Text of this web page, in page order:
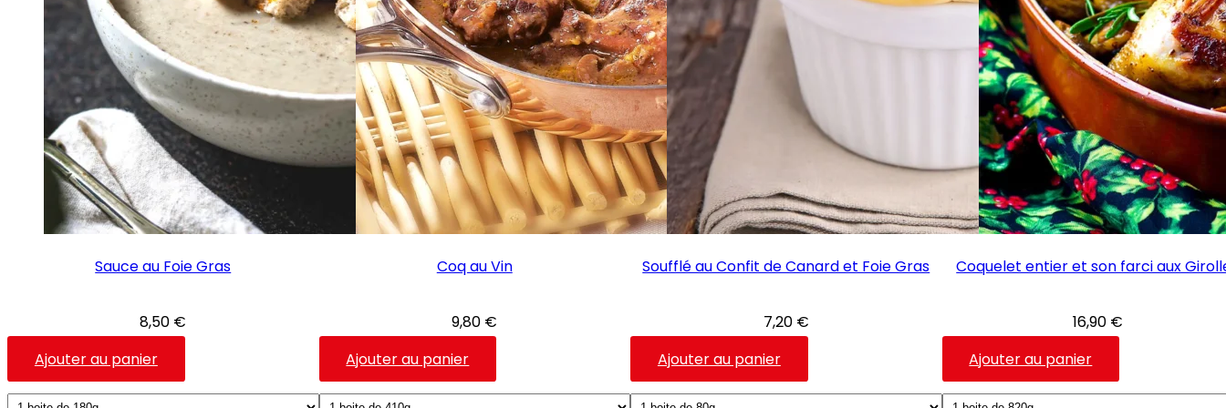
Sauce au Foie Gras
8,50 €
Ajouter au panier
produit
Coq au Vin
9,80 €
Ajouter au panier
produit
Soufflé au Confit de Canard et Foie Gras
7,20 €
Ajouter au panier
produit
Coquelet entier et son farci aux
16,90 €
Ajouter au panier
produit